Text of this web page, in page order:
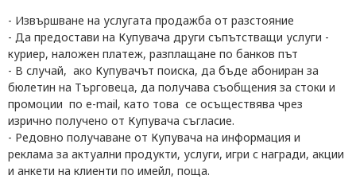
- Извършване на услугата продажба от разстояние
- Да предостави на Купувача други съпътстващи услуги -
куриер, наложен платеж, разплащане по банков път
- В случай, ако Купувачът поиска, да бъде абониран за
бюлетин на Търговеца, да получава съобщения за стоки и
промоции по е-mail, като това се осъществява чрез
изрично получено от Купувача съгласие.
- Редовно получаване от Купувача на информация и
реклама за актуални продукти, услуги, игри с награди, акции
и анкети на клиенти по имейл, поща.